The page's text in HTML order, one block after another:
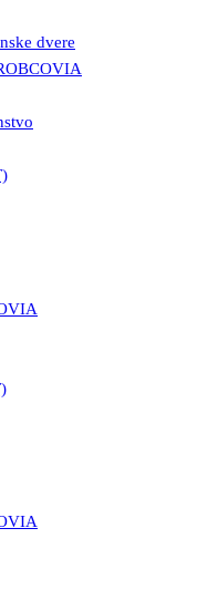
dvere